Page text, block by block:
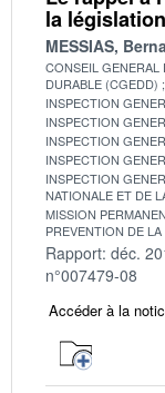
la
MESSIAS,
CONSEIL GENERAL
DURABLE (CGEDD)
INSPECTION
INSPECTION
INSPECTION
INSPECTION
INSPECTION
NATIONALE ET DE
MISSION
PREVENTION DE
Rapport: déc.
n°007479-08
Accéder à la